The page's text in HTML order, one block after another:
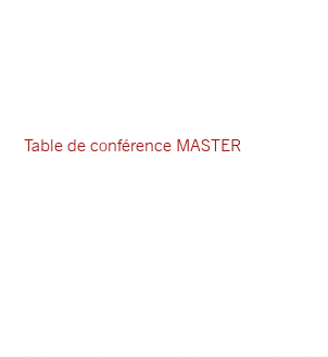
Table de conférence MASTER